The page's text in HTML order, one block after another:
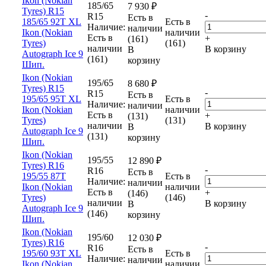
Tyres) R15
185/65 92T XL
Ikon (Nokian
Tyres)
Autograph Ice 9
Шип.
185/65
R15
Наличие:
Есть в
наличии
(161)
7 930 ₽
Есть в
наличии
(161)
В
корзину
Есть в
наличии
(161)
-
+
В корзину
Ikon (Nokian
Tyres) R15
195/65 95T XL
Ikon (Nokian
Tyres)
Autograph Ice 9
Шип.
195/65
R15
Наличие:
Есть в
наличии
(131)
8 680 ₽
Есть в
наличии
(131)
В
корзину
Есть в
наличии
(131)
-
+
В корзину
Ikon (Nokian
Tyres) R16
195/55 87T
Ikon (Nokian
Tyres)
Autograph Ice 9
Шип.
195/55
R16
Наличие:
Есть в
наличии
(146)
12 890 ₽
Есть в
наличии
(146)
В
корзину
Есть в
наличии
(146)
-
+
В корзину
Ikon (Nokian
Tyres) R16
195/60 93T XL
Ikon (Nokian
195/60
R16
Наличие:
12 030 ₽
Есть в
наличии
Есть в
наличии
-